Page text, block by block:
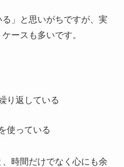
る」と思いがちですが、実
ースも多いです。
り返している
使っている
時間だけでなく心にも余